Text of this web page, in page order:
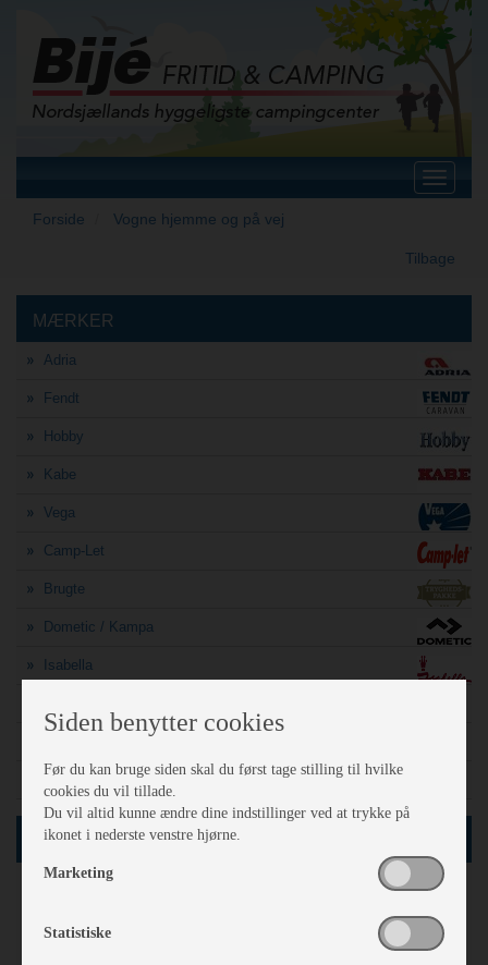
Toggle
Forside
Vogne hjemme og på vej
Tilbage
MÆRKER
Adria
Fendt
Hobby
Kabe
Vega
Camp-Let
Brugte
Dometic / Kampa
Isabella
Sådan vejer politiet din campingvogn
SØG
Netop nu62
Siden benytter cookies
Før du kan bruge siden skal du først tage stilling til hvilke
cookies du vil tillade.
Du vil altid kunne ændre dine indstillinger ved at trykke på
ikonet i nederste venstre hjørne.
Marketing
Statistiske